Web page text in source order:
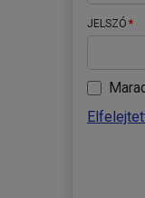
JELSZÓ